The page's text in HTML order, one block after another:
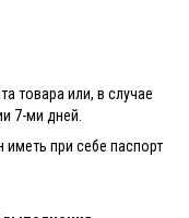
товара или, в случае
7-ми дней.
иметь при себе паспорт